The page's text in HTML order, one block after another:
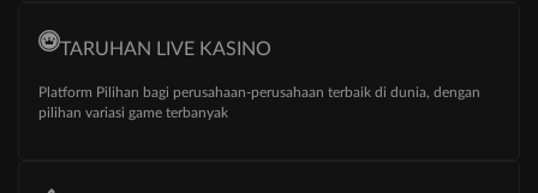
TARUHAN LIVE KASINO
Platform Pilihan bagi perusahaan-perusahaan terbaik di dunia, dengan
pilihan variasi game terbanyak